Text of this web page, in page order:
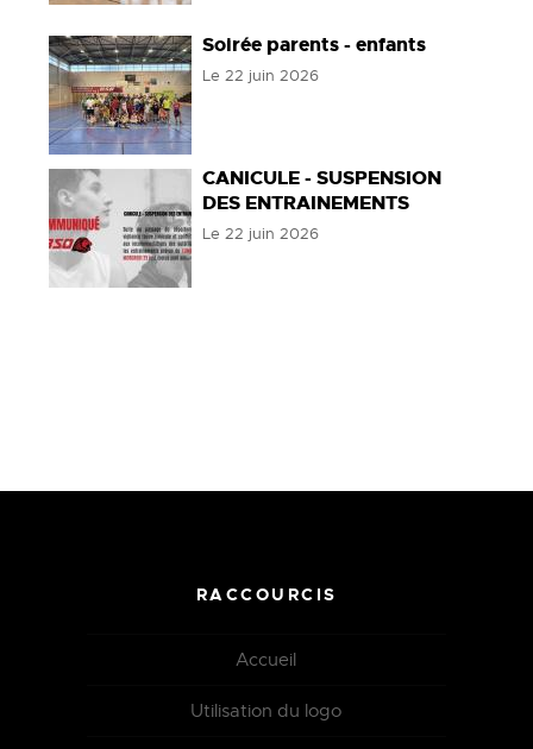
Soirée parents - enfants
Le 22 juin 2026
CANICULE - SUSPENSION
DES ENTRAINEMENTS
Le 22 juin 2026
RACCOURCIS
Accueil
Utilisation du logo